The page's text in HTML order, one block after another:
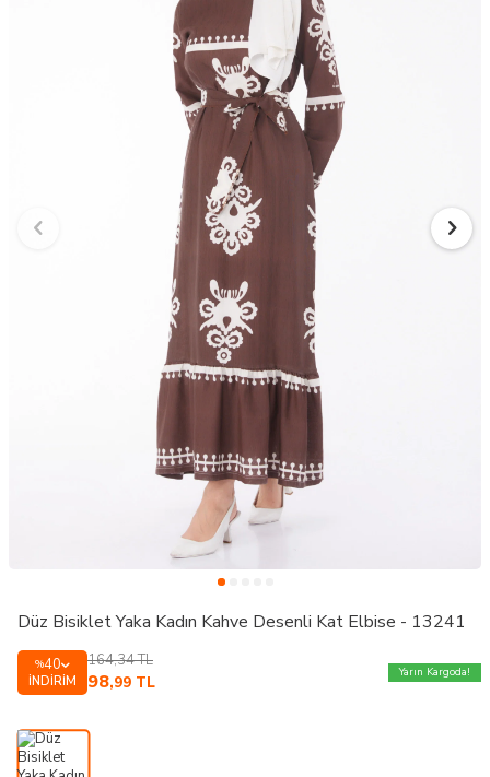
Düz Bisiklet Yaka Kadın Kahve Desenli Kat Elbise - 13241
%40
İNDIRIM
164,34TL
98,99 TL
Yarın Kargoda!